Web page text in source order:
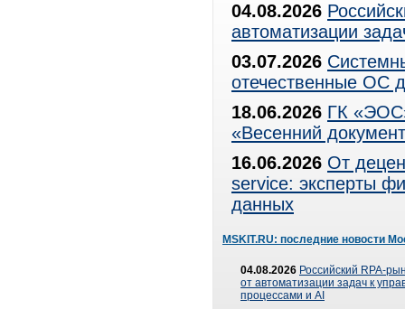
04.08.2026
автоматизации
03.07.2026
отечественные ОС
18.06.2026 ГК
«Весенний
16.06.2026 От
service: эксперты
данных
MSKIT.RU: последние новости
04.08.2026 Российский RPA-
от автоматизации задач к
процессами и AI